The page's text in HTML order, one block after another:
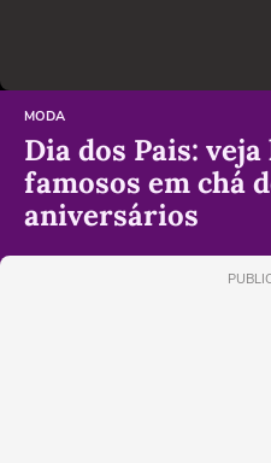
MODA
Dia dos Pais:
famosos em chá
aniversários